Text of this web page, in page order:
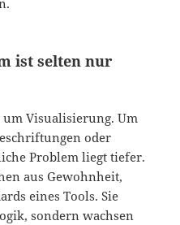
ist selten nur
um Visualisierung. Um
oder
Problem liegt tiefer.
aus Gewohnheit,
eines Tools. Sie
sondern wachsen